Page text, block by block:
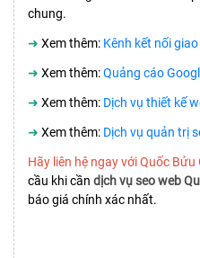
chung.
➜ Xem thêm: Kênh kết nối
➜ Xem thêm:Quảng cáo
➜ Xem thêm: Dịch vụ thiết kế
➜ Xem thêm: Dịch vụ quản trị
Hãy liên hệ ngay với Quốc Bửu
cầu khi cần dịch vụ seo web
báo giá chính xác nhất.